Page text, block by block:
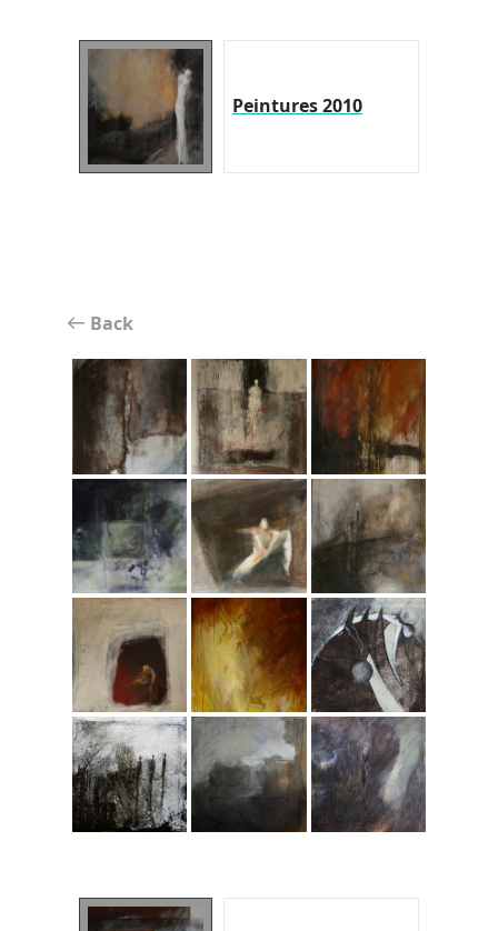
Peintures 2010
Back